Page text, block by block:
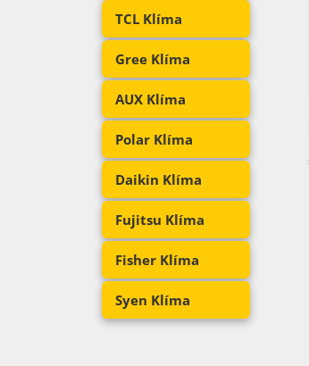
TCL Klíma
Gree Klíma
AUX Klíma
Polar Klíma
Daikin Klíma
Fujitsu Klíma
Fisher Klíma
Syen Klíma